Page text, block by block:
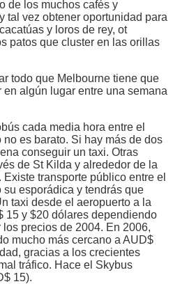
de los muchos cafés y
tal vez obtener oportunidad para
y loros de rey, ot
patos que cluster en las orillas
todo que Melbourne tiene que
algún lugar entre una semana
cada media hora entre el
es barato. Si hay más de dos
conseguir un taxi. Otras
de St Kilda y alrededor de la
transporte público entre el
esporádica y tendrás que
taxi desde el aeropuerto a la
15 y $20 dólares dependiendo
precios de 2004. En 2006,
mucho más cercano a AUD$
gracias a los crecientes
tráfico. Hace el Skybus
15).